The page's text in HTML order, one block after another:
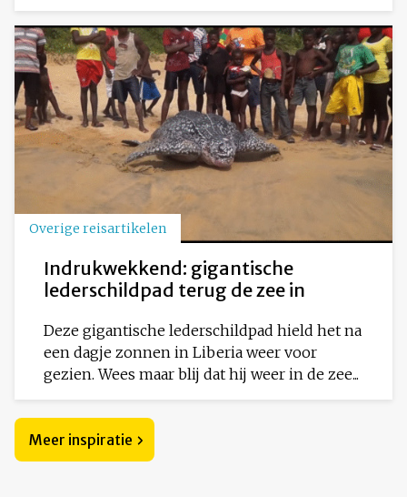
Overige reisartikelen
Indrukwekkend: gigantische
lederschildpad terug de zee in
Deze gigantische lederschildpad hield het na
een dagje zonnen in Liberia weer voor
gezien. Wees maar blij dat hij weer in de zee...
Meer inspiratie